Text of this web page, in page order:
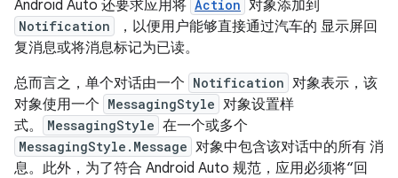
Android Auto 还要求应用将 Action 对象添加到
Notification
，以便用户能够直接通过汽车的 显示屏回
复消息或将消息标记为已读。
总而言之，单个对话由一个 Notification 对象表示，该
对象使用一个 MessagingStyle 对象设置样
式。
MessagingStyle 在一个或多个
MessagingStyle.Message 对象中包含该对话中的所有 消
息。此外，为了符合 Android Auto 规范，应用必须将“回